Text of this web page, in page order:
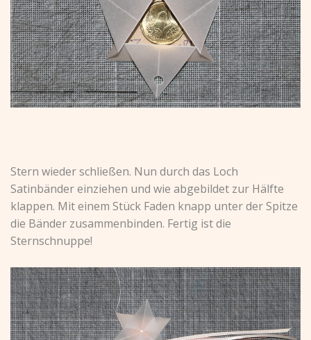
Stern wieder schließen. Nun durch das Loch
Satinbänder einziehen und wie abgebildet zur Hälfte
klappen. Mit einem Stück Faden knapp unter der Spitze
die Bänder zusammenbinden. Fertig ist die
Sternschnuppe!